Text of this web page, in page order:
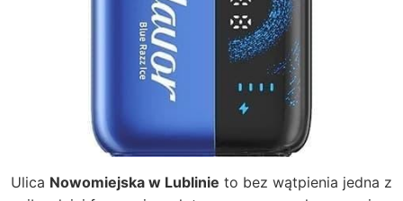
Ulica Nowomiejska w Lublinie to bez wątpienia jedna z